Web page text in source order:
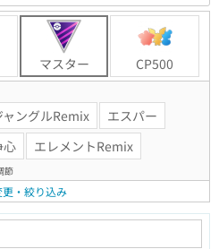
マスター CP500
ャングルRemix
エスパー
心 エレメントRemix
節
・絞り込み